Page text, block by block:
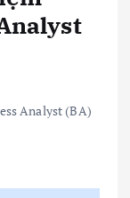
Analyst (BA)